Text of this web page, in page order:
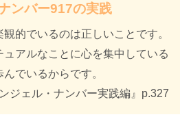
ンバー917の実践
的でいるのは正しいことです。
アルなことに心を集中している
でいるからです。
ンジェル・ナンバー実践編』p.327